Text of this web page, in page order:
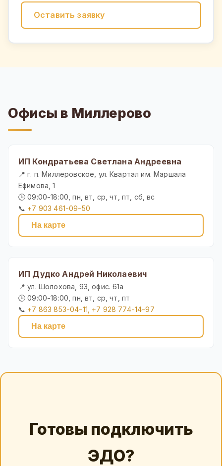
Оставить заявку
Офисы в Миллерово
ИП Кондратьева Светлана Андреевна
📍 г. п. Миллеровское, ул. Квартал им. Маршала
Ефимова, 1
🕒 09:00-18:00, пн, вт, ср, чт, пт, сб, вс
📞 +7 903 461-09-50
На карте
ИП Дудко Андрей Николаевич
📍 ул. Шолохова, 93, офис. 61а
🕒 09:00-18:00, пн, вт, ср, чт, пт
📞 +7 863 853-04-11, +7 928 774-14-97
На карте
Готовы подключить
ЭДО?